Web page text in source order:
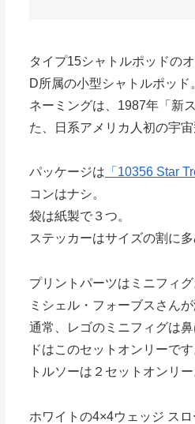
タイプ15シャトルポッドの
D所属の小型シャトルポッド
ネーミングは、1987年「新
た、日系アメリカ人初の宇
パッケージは 「10356 Star
コンはナシ。
袋は紙製で３つ。
ステッカーはサイズの割に
プリントパーツはミニフィグ
ミシェル・フォーブスさん
通常、レゴのミニフィグは
ドはこのセットオンリーです
トルソーは２セットオンリー
ホワイトの4×4ウェッジ ス